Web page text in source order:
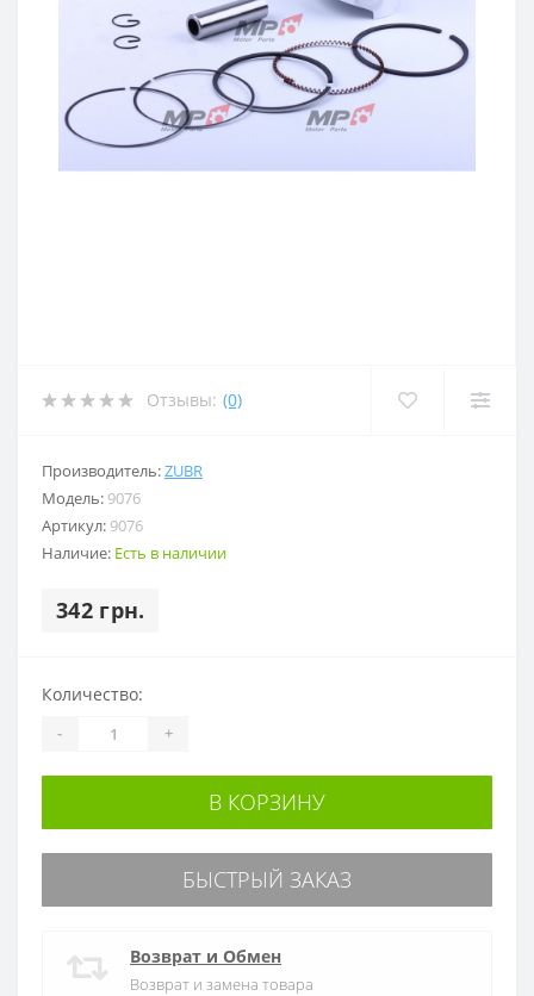
Отзывы: (0)
Производитель:ZUBR
Модель: 9076
Артикул: 9076
Наличие: Есть в наличии
342 грн.
Количество:
- +
В КОРЗИНУ
БЫСТРЫЙ ЗАКАЗ
Возврат и Обмен
Возврат и замена товара